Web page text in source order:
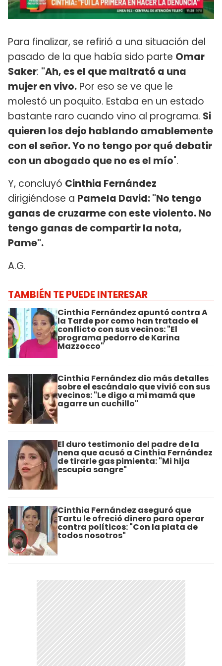
Para finalizar, se refirió a una situación del
pasado de la que había sido parte Omar
Saker: "Ah, es el que maltrató a una
mujer en vivo. Por eso se ve que le
molestó un poquito. Estaba en un estado
bastante raro cuando vino al programa. Si
quieren los dejo hablando amablemente
con el señor. Yo no tengo por qué debatir
con un abogado que no es el mío".
Y, concluyó Cinthia Fernández
dirigiéndose a Pamela David: "No tengo
ganas de cruzarme con este violento. No
tengo ganas de compartir la nota,
Pame".
A.G.
TAMBIÉN TE PUEDE INTERESAR
Cinthia Fernández apuntó contra A
la Tarde por como han tratado el
conflicto con sus vecinos: "El
programa pedorro de Karina
Mazzocco"
Cinthia Fernández dio más detalles
sobre el escándalo que vivió con sus
vecinos: "Le digo a mi mamá que
agarre un cuchillo"
El duro testimonio del padre de la
nena que acusó a Cinthia Fernández
de tirarle gas pimienta: "Mi hija
escupía sangre"
Cinthia Fernández aseguró que
Tartu le ofreció dinero para operar
contra políticos: "Con la plata de
todos nosotros"